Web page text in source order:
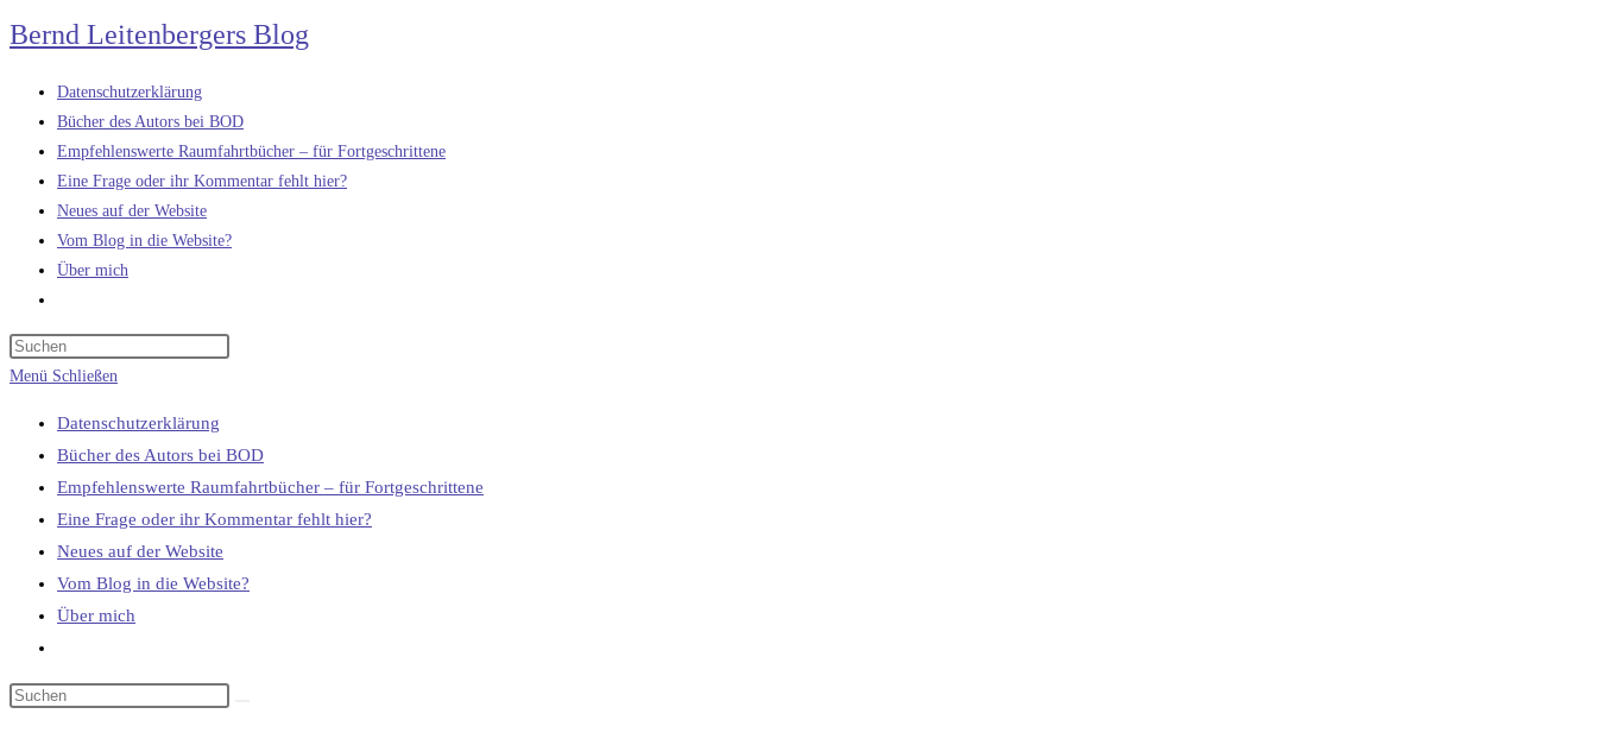
Zum
Inhalt
springen
Bernd Leitenbergers Blog
Datenschutzerklärung
Bücher des Autors bei BOD
Empfehlenswerte Raumfahrtbücher – für Fortgeschrittene
Eine Frage oder ihr Kommentar fehlt hier?
Neues auf der Website
Vom Blog in die Website?
Über mich
umschalten
Menü Schließen
Datenschutzerklärung
Bücher des Autors bei BOD
Empfehlenswerte Raumfahrtbücher – für Fortgeschrittene
Eine Frage oder ihr Kommentar fehlt hier?
Neues auf der Website
Vom Blog in die Website?
Über mich
umschalten